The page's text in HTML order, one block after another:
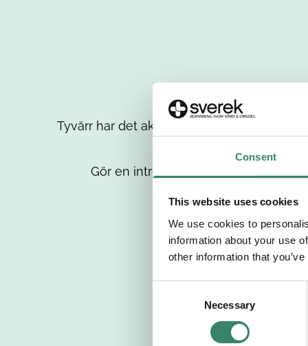
Consent
This website uses cookies
We use cookies to
information about your use
other information that
Necessary
Tyvärr har det aktuella jobbet tagits bort
Gör en intresseanmälan så